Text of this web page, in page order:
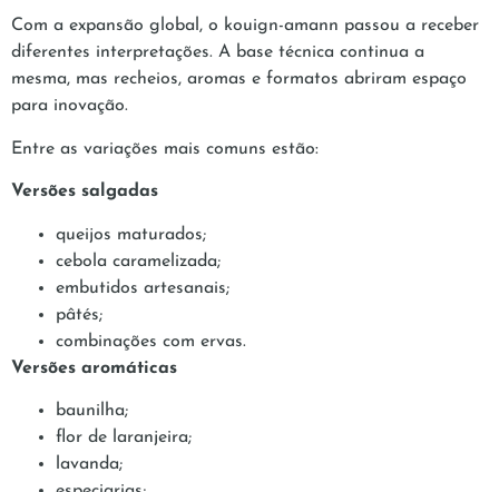
Com a expansão global, o kouign-amann passou a receber
diferentes interpretações. A base técnica continua a
mesma, mas recheios, aromas e formatos abriram espaço
para inovação.
Entre as variações mais comuns estão:
Versões salgadas
queijos maturados;
cebola caramelizada;
embutidos artesanais;
pâtés;
combinações com ervas.
Versões aromáticas
baunilha;
flor de laranjeira;
lavanda;